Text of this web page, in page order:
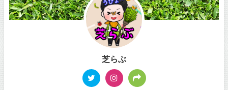
芝らぶ